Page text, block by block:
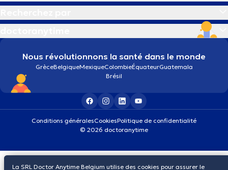
Nous révolutionnons la santé dans le monde
GrèceBelgiqueMexiqueColombieÉquateurGuatemala
Brésil
Conditions généralesCookiesPolitique de confidentialité
© 2026 doctoranytime
La SRL Doctor Anytime Belgium utilise des cookies pour assurer le